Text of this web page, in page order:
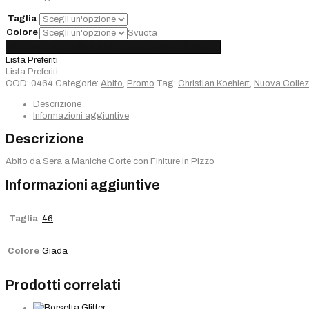
Taglia
Colore
Svuota
Lungo
Giada
quantità
Lista Preferiti
Lista Preferiti
COD: 0464 Categorie: Abito, Promo Tag: Christian Koehlert, Nuova
Descrizione
Informazioni aggiuntive
Descrizione
Abito da Sera a Maniche Corte con Finiture in Pizzo
Informazioni aggiuntive
Taglia 46
Colore Giada
Prodotti correlati